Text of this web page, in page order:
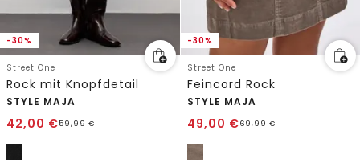
-30%
Street One
Rock mit Knopfdetail
STYLE MAJA
42,00 €59,99€
-30%
Street One
Feincord Rock
STYLE MAJA
49,00 €69,99€